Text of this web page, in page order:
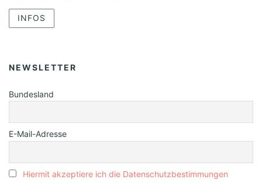
INFOS
NEWSLETTER
Bundesland
E-Mail-Adresse
Hiermit akzeptiere ich die Datenschutzbestimmungen